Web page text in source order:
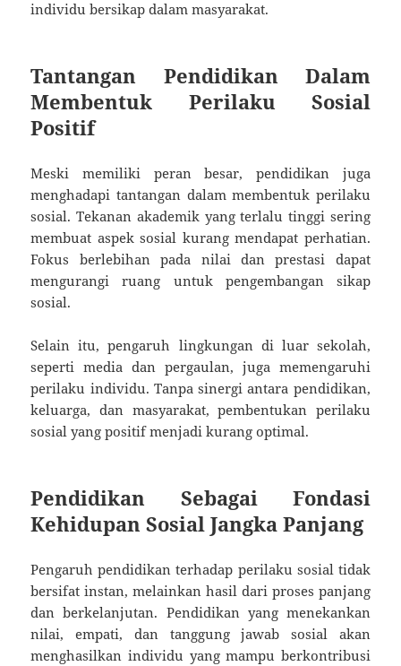
individu bersikap dalam masyarakat.
Tantangan Pendidikan Dalam
Membentuk Perilaku Sosial
Positif
Meski memiliki peran besar, pendidikan juga
menghadapi tantangan dalam membentuk perilaku
sosial. Tekanan akademik yang terlalu tinggi sering
membuat aspek sosial kurang mendapat perhatian.
Fokus berlebihan pada nilai dan prestasi dapat
mengurangi ruang untuk pengembangan sikap
sosial.
Selain itu, pengaruh lingkungan di luar sekolah,
seperti media dan pergaulan, juga memengaruhi
perilaku individu. Tanpa sinergi antara pendidikan,
keluarga, dan masyarakat, pembentukan perilaku
sosial yang positif menjadi kurang optimal.
Pendidikan Sebagai Fondasi
Kehidupan Sosial Jangka Panjang
Pengaruh pendidikan terhadap perilaku sosial tidak
bersifat instan, melainkan hasil dari proses panjang
dan berkelanjutan. Pendidikan yang menekankan
nilai, empati, dan tanggung jawab sosial akan
menghasilkan individu yang mampu berkontribusi